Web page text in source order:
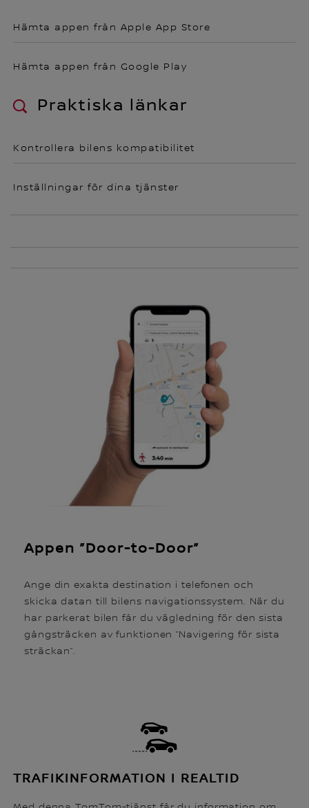
Hämta appen från Apple App Store
Hämta appen från Google Play
Praktiska länkar
Kontrollera bilens kompatibilitet
Inställningar för dina tjänster
Appen ”Door-to-Door”
Ange din exakta destination i telefonen och
skicka datan till bilens navigationssystem. När du
har parkerat bilen får du vägledning för den sista
gångsträcken av funktionen ”Navigering för sista
sträckan”.
TRAFIKINFORMATION I REALTID